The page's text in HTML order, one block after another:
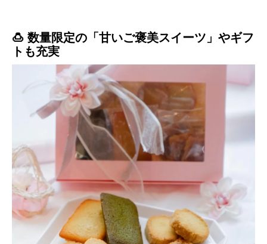
🍮 数量限定の「甘いご褒美スイーツ」やギフ
トも充実